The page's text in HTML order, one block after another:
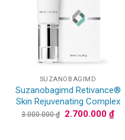
SUZANOBAGIMD
Suzanobagimd Retivance®
Skin Rejuvenating Complex
3.000.000₫ Giá
2.700.000 ₫Giá
hiện